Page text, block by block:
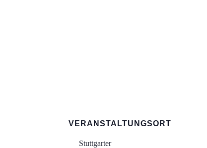
VERANSTALTUNGSORT
Stuttgarter